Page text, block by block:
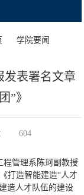
学院要闻
发表署名文章
”》
604
程管理系陈珂副教授
打造智能建造“人才
造人才队伍的建设